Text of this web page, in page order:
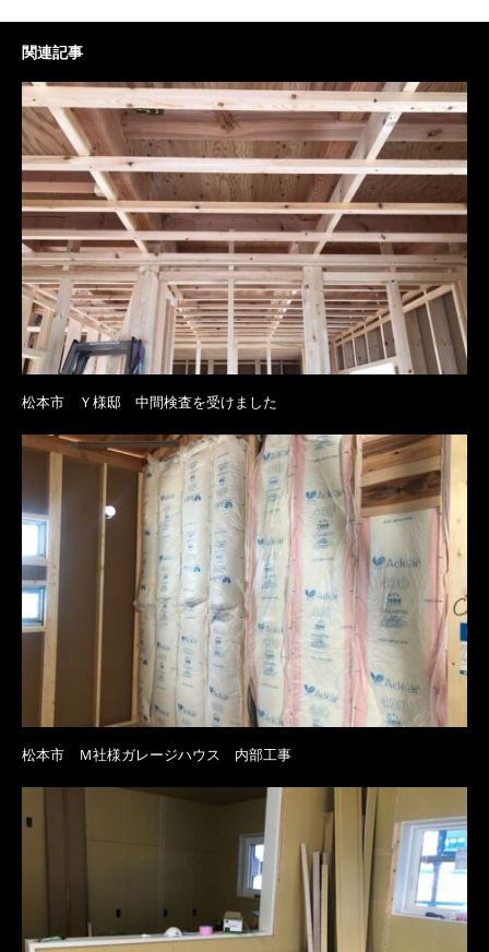
関連記事
松本市 Ｙ様邸 中間検査を受けました
松本市 Ｍ社様ガレージハウス 内部工事